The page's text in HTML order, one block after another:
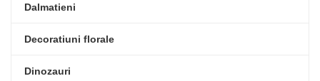
Dalmatieni
Decoratiuni florale
Dinozauri